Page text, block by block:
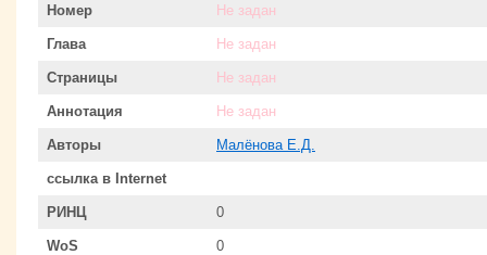
Номер Не задан
Глава Не задан
Страницы Не задан
Аннотация Не задан
Авторы Малёнова Е.Д.
ссылка в Internet
РИНЦ 0
WoS 0